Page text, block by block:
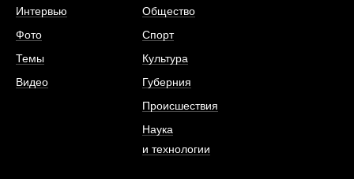
Интервью
Фото
Темы
Видео
Общество
Спорт
Культура
Губерния
Происшествия
Наука
и технологии